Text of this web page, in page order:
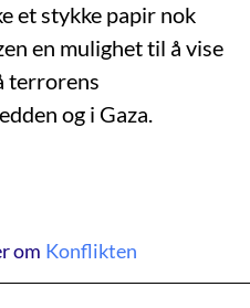
et stykke papir nok
en mulighet til å vise
terrorens
og i Gaza.
om Konflikten